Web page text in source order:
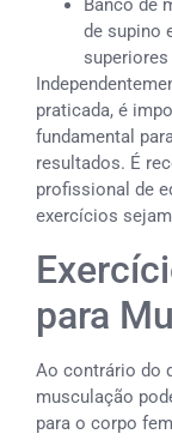
Banco de
de supino
praticada, é
fundamental
resultados. É
profissional de
exercícios
para
Ao contrário do
musculação
para o corpo